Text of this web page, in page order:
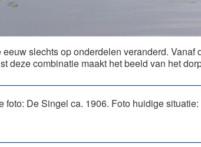
slechts op onderdelen veranderd.
deze combinatie maakt het beeld van het
foto: De Singel ca. 1906. Foto huidige